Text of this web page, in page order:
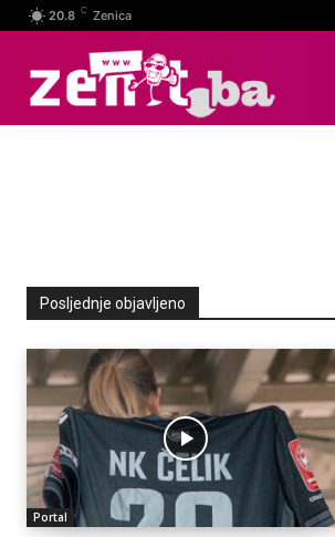
20.8 C Zenica
Posljednje objavljeno
Portal